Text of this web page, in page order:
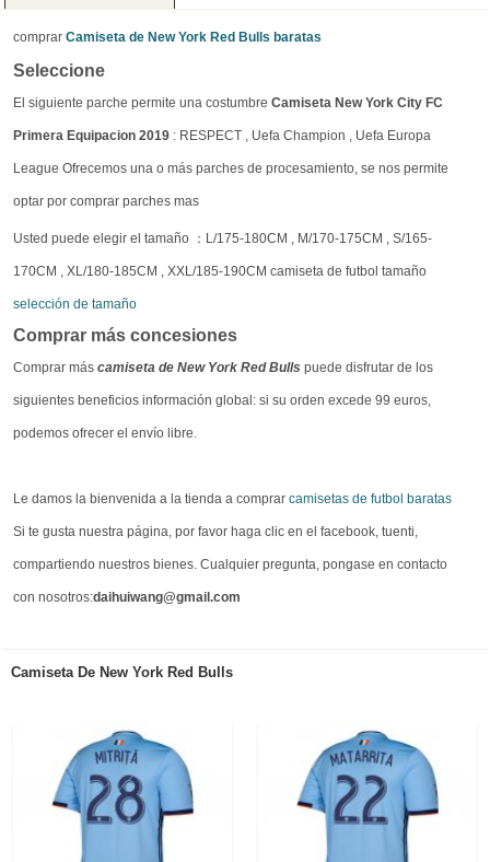
comprar Camiseta de New York Red Bulls baratas
Seleccione
El siguiente parche permite una costumbre Camiseta New York City FC
Primera Equipacion 2019 : RESPECT , Uefa Champion , Uefa Europa
League Ofrecemos una o más parches de procesamiento, se nos permite
optar por comprar parches mas
Usted puede elegir el tamaño ：L/175-180CM , M/170-175CM , S/165-
170CM , XL/180-185CM , XXL/185-190CM camiseta de futbol tamaño
selección de tamaño
Comprar más concesiones
Comprar más camiseta de New York Red Bulls puede disfrutar de los
siguientes beneficios información global: si su orden excede 99 euros,
podemos ofrecer el envío libre.
Le damos la bienvenida a la tienda a comprar camisetas de futbol baratas
Si te gusta nuestra página, por favor haga clic en el facebook, tuenti,
compartiendo nuestros bienes. Cualquier pregunta, pongase en contacto
con nosotros:daihuiwang@gmail.com
Camiseta De New York Red Bulls